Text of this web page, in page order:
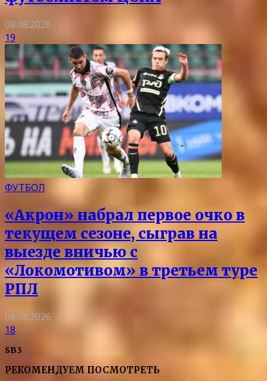
08.08.2026
19
ФУТБОЛ
«Акрон» набрал первое очко в
текущем сезоне, сыграв на
выезде вничью с
«Локомотивом» в третьем туре
РПЛ
08.08.2026
18
SB3
РЕКОМЕНДУЕМ ПОСМОТРЕТЬ